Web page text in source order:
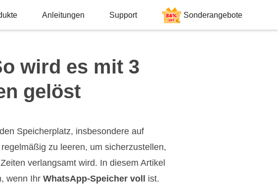
Anleitungen Support Sonderangebote
wird es mit 3
gelöst
Speicherplatz, insbesondere auf
zu leeren, um sicherzustellen,
verlangsamt wird. In diesem Artikel
wenn Ihr WhatsApp-Speicher voll ist.